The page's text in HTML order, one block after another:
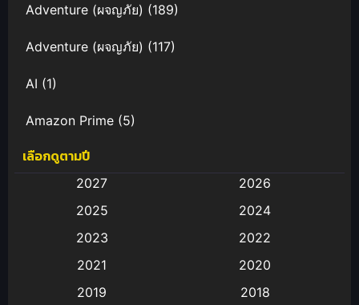
Adventure (ผจญภัย) (189)
Adventure (ผจญภัย) (117)
AI (1)
Amazon Prime (5)
Anal (ประตูหลัง)
Animation การ์ตูน
Animation อนิเมะ
เลือกดูตามปี
2027
2026
2025
2024
2023
2022
2021
2020
2019
2018